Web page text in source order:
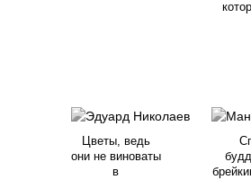
Цветы, ведь
они не виноваты
в